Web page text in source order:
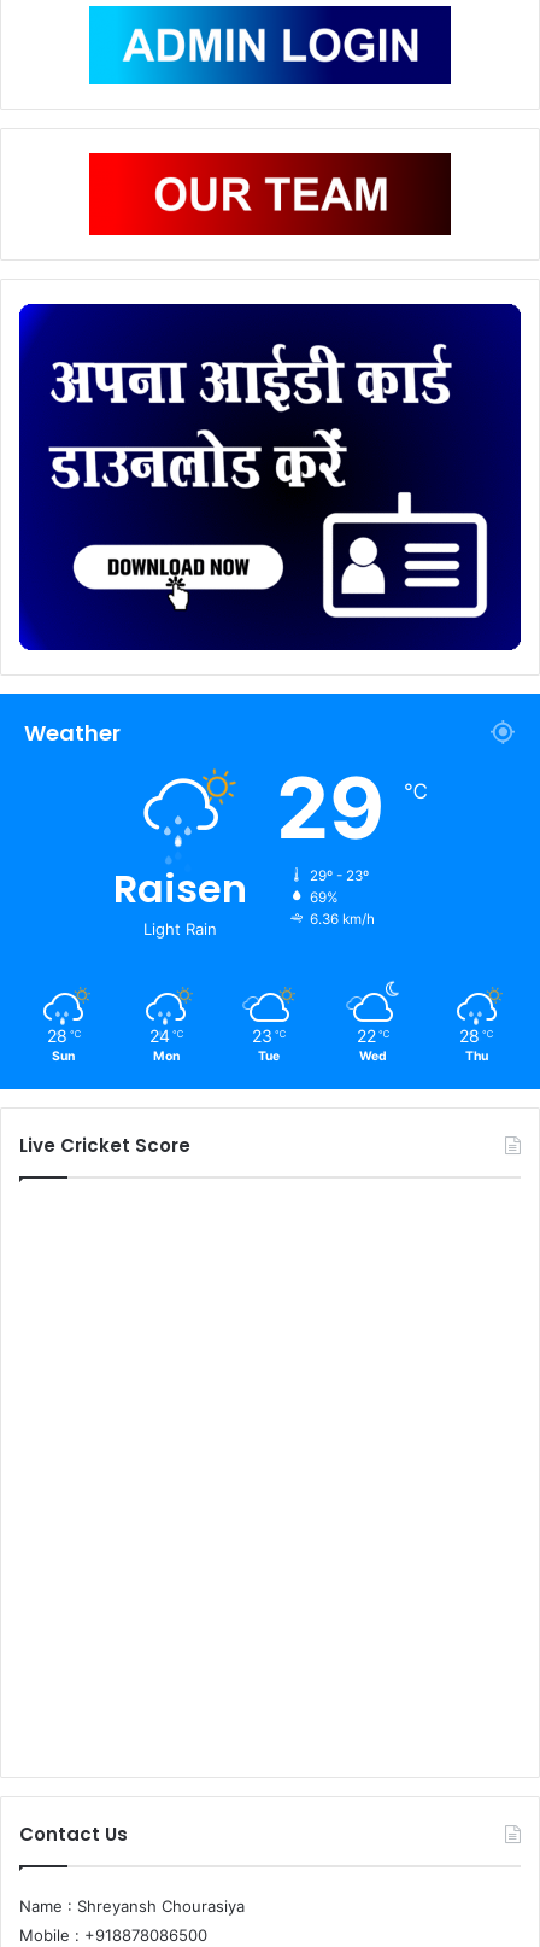
Weather
Raisen
Light Rain
29 ℃
29º - 23º
69%
6.36 km/h
28 ℃
Sun
24 ℃
Mon
23 ℃
Tue
22 ℃
Wed
28 ℃
Thu
Live Cricket Score
Contact Us
Name : Shreyansh Chourasiya
Mobile : +918878086500